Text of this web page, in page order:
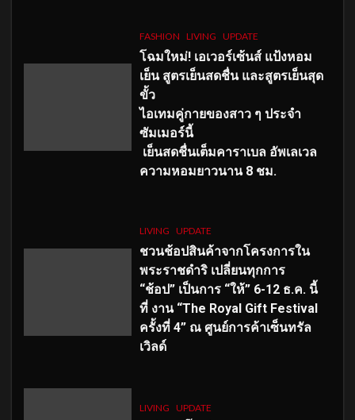
FASHION LIVING UPDATE
โฉมใหม่! เอเวอร์เซ้นส์ แป้งหอม
เย็น สูตรเย็นสดชื่น และสูตรเย็นสุด
ขั้ว
ไอเทมคู่กายของสาว ๆ ประจำ
ซัมเมอร์นี้
เย็นสดชื่นเต็มคาราเบล อัพเลเวล
ความหอมยาวนาน 8 ชม.
LIVING UPDATE
ชวนช้อปสินค้าจากโครงการใน
พระราชดำริ เปลี่ยนทุกการ
“ช้อป” เป็นการ “ให้” 6-12 ธ.ค. นี้
ที่ งาน “The Royal Gift Festival
ครั้งที่ 4” ณ ศูนย์การค้าเซ็นทรัล
เวิลด์
LIVING UPDATE